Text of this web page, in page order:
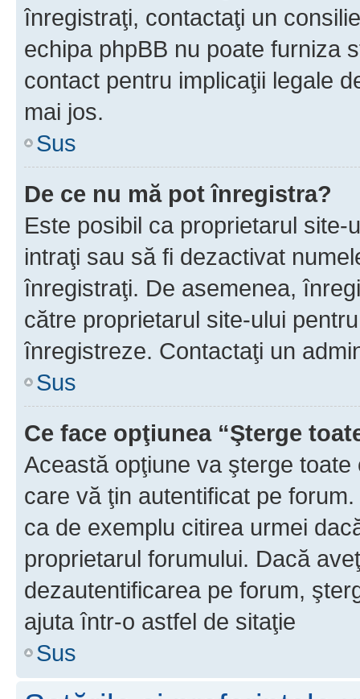
înregistraţi, contactaţi un
echipa phpBB nu poate furniza
contact pentru implicaţii legale
mai jos.
Sus
De ce nu mă pot înregistra?
Este posibil ca proprietarul
intraţi sau să fi dezactivat
înregistraţi. De asemenea,
către proprietarul site-ului
înregistreze. Contactaţi un
Sus
Ce face opţiunea “Şterge
Această opţiune va şterge
care vă ţin autentificat pe
ca de exemplu citirea urmei
proprietarul forumului. Dacă
dezautentificarea pe forum,
ajuta într-o astfel de sitaţie
Sus